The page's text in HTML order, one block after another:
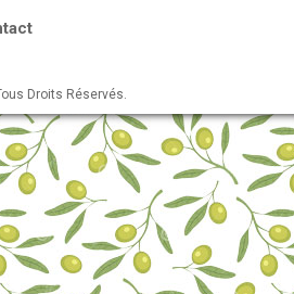
Droits Réservés.